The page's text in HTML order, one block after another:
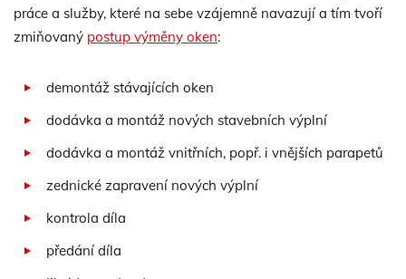
práce a služby, které na sebe vzájemně navazují a tím tvoří
zmiňovaný postup výměny oken:
demontáž stávajících oken
dodávka a montáž nových stavebních výplní
dodávka a montáž vnitřních, popř. i vnějších parapetů
zednické zapravení nových výplní
kontrola díla
předání díla